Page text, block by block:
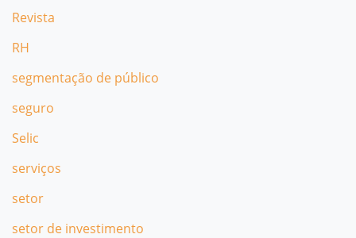
Revista
RH
segmentação de público
seguro
Selic
serviços
setor
setor de investimento